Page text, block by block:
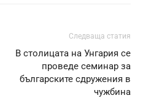
Следваща статия
В столицата на Унгария се
проведе семинар за
българските сдружения в
чужбина